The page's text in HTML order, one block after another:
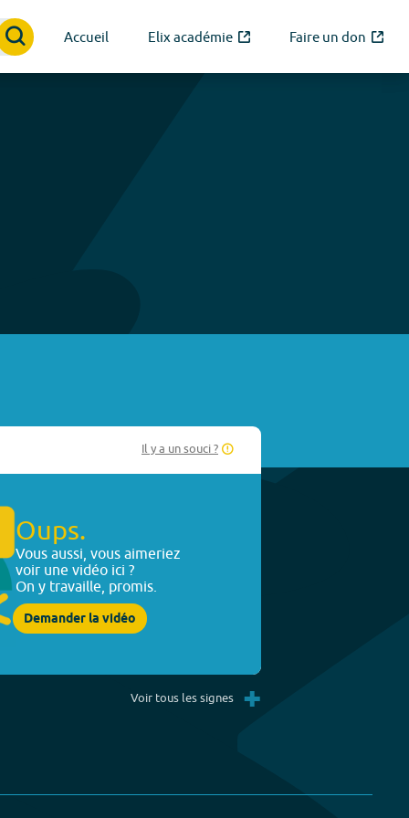
Accueil Elix académie Faire un don
Il y a un souci ?
Oups.
Vous aussi, vous aimeriez
voir une vidéo ici ?
On y travaille, promis.
Demander la vidéo
Voir tous les signes +